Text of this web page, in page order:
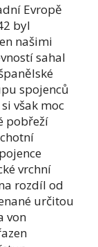
Evropě
byl
našimi
sahal
spojenců
však moc
pobřeží
vrchní
rozdíl od
určitou
von